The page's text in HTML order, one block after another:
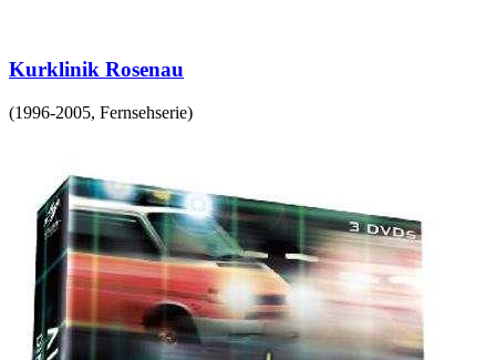
Kurklinik Rosenau
(1996-2005, Fernsehserie)